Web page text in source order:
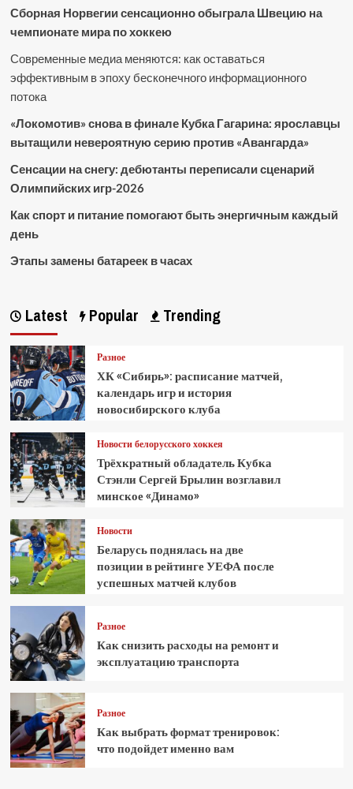
Сборная Норвегии сенсационно обыграла Швецию на
чемпионате мира по хоккею
Современные медиа меняются: как оставаться
эффективным в эпоху бесконечного информационного
потока
«Локомотив» снова в финале Кубка Гагарина: ярославцы
вытащили невероятную серию против «Авангарда»
Сенсации на снегу: дебютанты переписали сценарий
Олимпийских игр-2026
Как спорт и питание помогают быть энергичным каждый
день
Этапы замены батареек в часах
Latest Popular Trending
Разное
ХК «Сибирь»: расписание матчей,
календарь игр и история
новосибирского клуба
Новости белорусского хоккея
Трёхкратный обладатель Кубка
Стэнли Сергей Брылин возглавил
минское «Динамо»
Новости
Беларусь поднялась на две
позиции в рейтинге УЕФА после
успешных матчей клубов
Разное
Как снизить расходы на ремонт и
эксплуатацию транспорта
Разное
Как выбрать формат тренировок:
что подойдет именно вам